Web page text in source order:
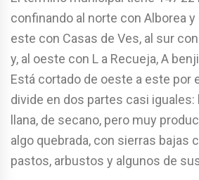
confinando al norte con Alborea y
este con Casas de Ves, al sur
y, al oeste con L a Recueja, A
Está cortado de oeste a este por
divide en dos partes casi iguales:
llana, de secano, pero muy
algo quebrada, con sierras bajas
pastos, arbustos y algunos de